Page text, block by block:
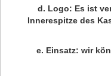
d. Logo: Es ist
Innerespitze des
e. Einsatz: wir